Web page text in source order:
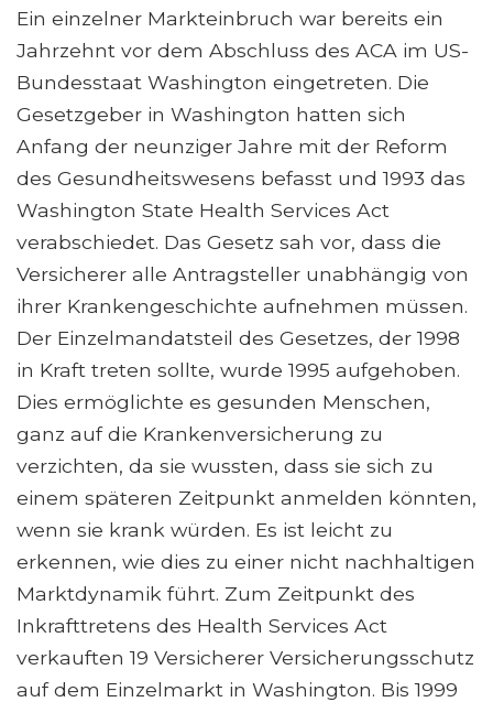
Ein einzelner Markteinbruch war bereits ein
Jahrzehnt vor dem Abschluss des ACA im US-
Bundesstaat Washington eingetreten. Die
Gesetzgeber in Washington hatten sich
Anfang der neunziger Jahre mit der Reform
des Gesundheitswesens befasst und 1993 das
Washington State Health Services Act
verabschiedet. Das Gesetz sah vor, dass die
Versicherer alle Antragsteller unabhängig von
ihrer Krankengeschichte aufnehmen müssen.
Der Einzelmandatsteil des Gesetzes, der 1998
in Kraft treten sollte, wurde 1995 aufgehoben.
Dies ermöglichte es gesunden Menschen,
ganz auf die Krankenversicherung zu
verzichten, da sie wussten, dass sie sich zu
einem späteren Zeitpunkt anmelden könnten,
wenn sie krank würden. Es ist leicht zu
erkennen, wie dies zu einer nicht nachhaltigen
Marktdynamik führt. Zum Zeitpunkt des
Inkrafttretens des Health Services Act
verkauften 19 Versicherer Versicherungsschutz
auf dem Einzelmarkt in Washington. Bis 1999